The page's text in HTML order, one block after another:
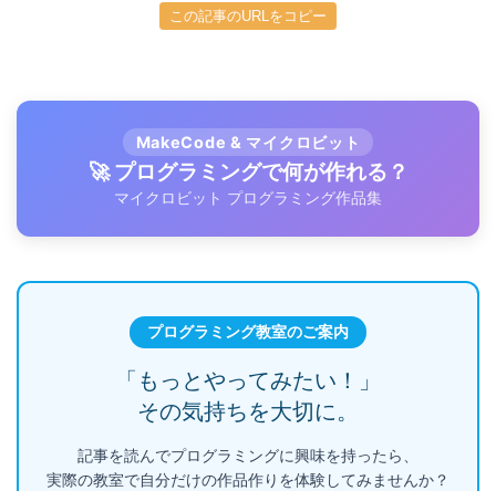
この記事のURLをコピー
MakeCode & マイクロビット
🚀 プログラミングで何が作れる？
マイクロビット プログラミング作品集
プログラミング教室のご案内
「もっとやってみたい！」
その気持ちを大切に。
記事を読んでプログラミングに興味を持ったら、
実際の教室で自分だけの作品作りを体験してみませんか？